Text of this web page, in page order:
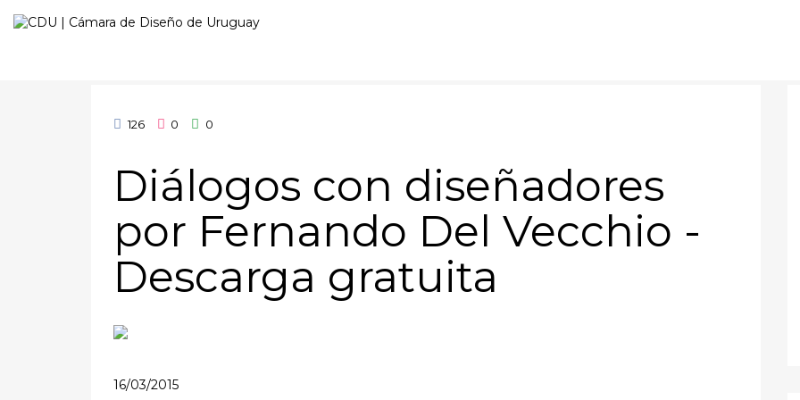
126 0 0
Diálogos con diseñadores
por Fernando Del Vecchio -
Descarga gratuita
16/03/2015